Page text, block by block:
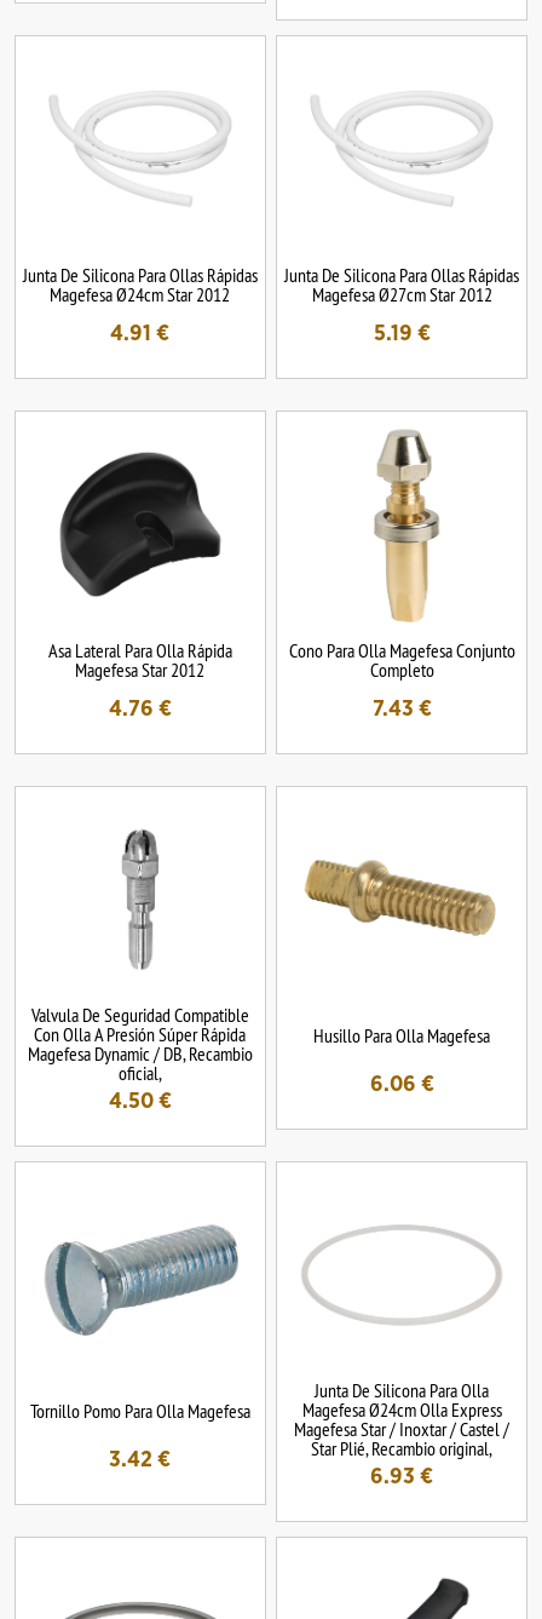
Junta De Silicona Para Ollas Rápidas
Magefesa Ø24cm Star 2012
4.91 €
Junta De Silicona Para Ollas Rápidas
Magefesa Ø27cm Star 2012
5.19 €
Asa Lateral Para Olla Rápida
Magefesa Star 2012
4.76 €
Cono Para Olla Magefesa Conjunto
Completo
7.43 €
Valvula De Seguridad Compatible
Con Olla A Presión Súper Rápida
Magefesa Dynamic / DB, Recambio
oficial,
4.50€
Husillo Para Olla Magefesa
6.06 €
Tornillo Pomo Para Olla Magefesa
3.42 €
Junta De Silicona Para Olla
Magefesa Ø24cm Olla Express
Magefesa Star / Inoxtar / Castel /
Star Plié, Recambio original,
6.93 €